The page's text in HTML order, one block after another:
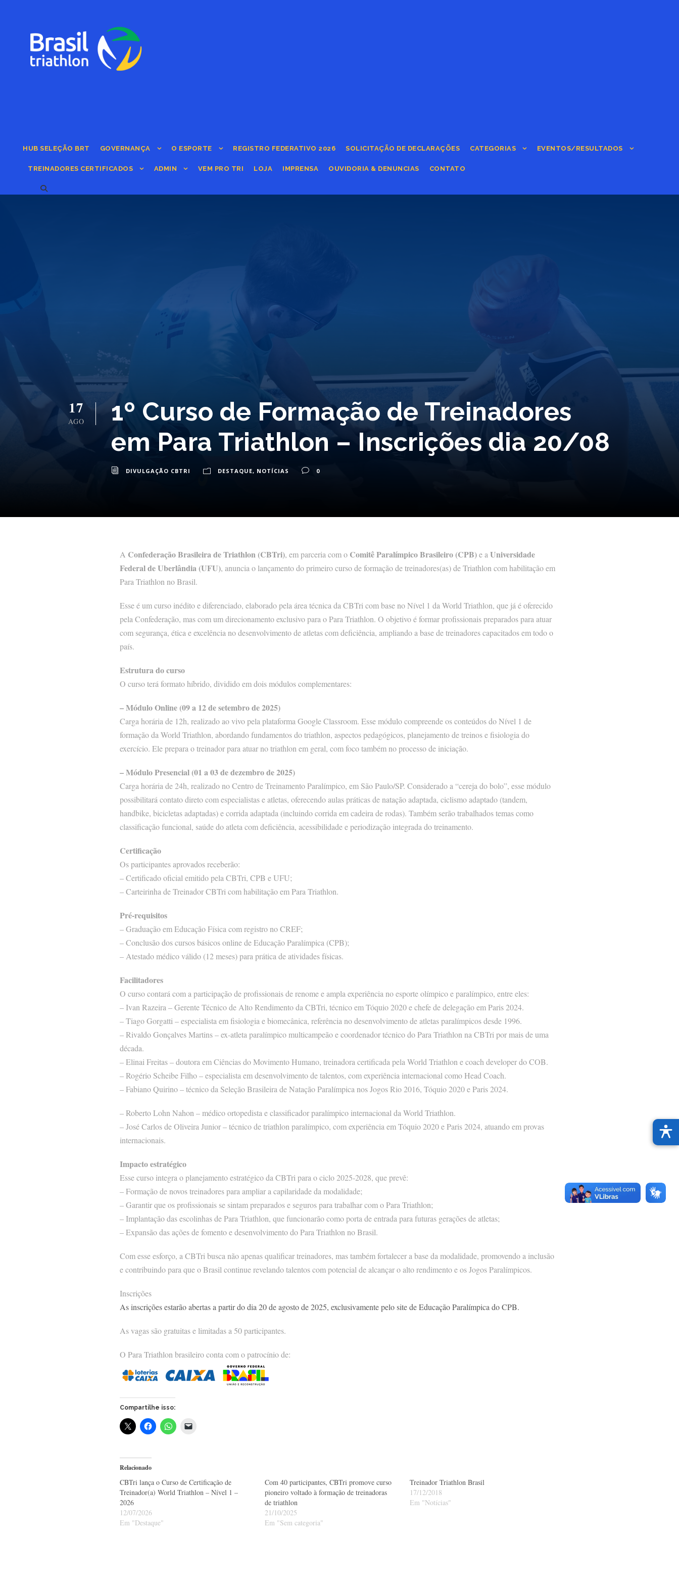
HUB SELEÇÃO BRT GOVERNANÇA O ESPORTE REGISTRO FEDERATIVO 2026 SOLICITAÇÃO DE DECLARAÇÕES CATEGORIAS EVENTOS/RESULTADOS
TREINADORES CERTIFICADOS ADMIN VEM PRO TRI LOJA IMPRENSA OUVIDORIA & DENUNCIAS CONTATO
17
AGO
1º Curso de Formação de Treinadores
em Para Triathlon – Inscrições dia 20/08
DIVULGAÇÃO CBTRI DESTAQUE, NOTÍCIAS 0
A Confederação Brasileira de Triathlon (CBTri), em parceria com o Comitê Paralímpico Brasileiro (CPB)e aUniversidade
Federal de Uberlândia (UFU), anuncia o lançamento do primeiro curso de formação de treinadores(as) de Triathlon com habilitação em
Para Triathlon no Brasil.
Esse é um curso inédito e diferenciado, elaborado pela área técnica da CBTri com base no Nível 1 da World Triathlon, que já é oferecido
pela Confederação, mas com um direcionamento exclusivo para o Para Triathlon. O objetivo é formar profissionais preparados para atuar
com segurança, ética e excelência no desenvolvimento de atletas com deficiência, ampliando a base de treinadores capacitados em todo o
país.
Estrutura do curso
O curso terá formato híbrido, dividido em dois módulos complementares:
– Módulo Online (09 a 12 de setembro de 2025)
Carga horária de 12h, realizado ao vivo pela plataforma Google Classroom. Esse módulo compreende os conteúdos do Nível 1 de
formação da World Triathlon, abordando fundamentos do triathlon, aspectos pedagógicos, planejamento de treinos e fisiologia do
exercício. Ele prepara o treinador para atuar no triathlon em geral, com foco também no processo de iniciação.
– Módulo Presencial (01 a 03 de dezembro de 2025)
Carga horária de 24h, realizado no Centro de Treinamento Paralímpico, em São Paulo/SP. Considerado a “cereja do bolo”, esse módulo
possibilitará contato direto com especialistas e atletas, oferecendo aulas práticas de natação adaptada, ciclismo adaptado (tandem,
handbike, bicicletas adaptadas) e corrida adaptada (incluindo corrida em cadeira de rodas). Também serão trabalhados temas como
classificação funcional, saúde do atleta com deficiência, acessibilidade e periodização integrada do treinamento.
Certificação
Os participantes aprovados receberão:
– Certificado oficial emitido pela CBTri, CPB e UFU;
– Carteirinha de Treinador CBTri com habilitação em Para Triathlon.
Pré-requisitos
– Graduação em Educação Física com registro no CREF;
– Conclusão dos cursos básicos online de Educação Paralímpica (CPB);
– Atestado médico válido (12 meses) para prática de atividades físicas.
Facilitadores
O curso contará com a participação de profissionais de renome e ampla experiência no esporte olímpico e paralímpico, entre eles:
– Ivan Razeira – Gerente Técnico de Alto Rendimento da CBTri, técnico em Tóquio 2020 e chefe de delegação em Paris 2024.
– Tiago Gorgatti – especialista em fisiologia e biomecânica, referência no desenvolvimento de atletas paralímpicos desde 1996.
– Rivaldo Gonçalves Martins – ex-atleta paralímpico multicampeão e coordenador técnico do Para Triathlon na CBTri por mais de uma
década.
– Elinai Freitas – doutora em Ciências do Movimento Humano, treinadora certificada pela World Triathlon e coach developer do COB.
– Rogério Scheibe Filho – especialista em desenvolvimento de talentos, com experiência internacional como Head Coach.
– Fabiano Quirino – técnico da Seleção Brasileira de Natação Paralímpica nos Jogos Rio 2016, Tóquio 2020 e Paris 2024.
– Roberto Lohn Nahon – médico ortopedista e classificador paralímpico internacional da World Triathlon.
– José Carlos de Oliveira Junior – técnico de triathlon paralímpico, com experiência em Tóquio 2020 e Paris 2024, atuando em provas
internacionais.
Impacto estratégico
Esse curso integra o planejamento estratégico da CBTri para o ciclo 2025-2028, que prevê:
– Formação de novos treinadores para ampliar a capilaridade da modalidade;
– Garantir que os profissionais se sintam preparados e seguros para trabalhar com o Para Triathlon;
– Implantação das escolinhas de Para Triathlon, que funcionarão como porta de entrada para futuras gerações de atletas;
– Expansão das ações de fomento e desenvolvimento do Para Triathlon no Brasil.
Com esse esforço, a CBTri busca não apenas qualificar treinadores, mas também fortalecer a base da modalidade, promovendo a inclusão
e contribuindo para que o Brasil continue revelando talentos com potencial de alcançar o alto rendimento e os Jogos Paralímpicos.
Inscrições
As inscrições estarão abertas a partir do dia 20 de agosto de 2025, exclusivamente pelo site de Educação Paralímpica do CPB.
As vagas são gratuitas e limitadas a 50 participantes.
O Para Triathlon brasileiro conta com o patrocínio de:
Compartilhe isso:
Relacionado
CBTri lança o Curso de Certificação de
Treinador(a) World Triathlon – Nível 1 –
2026
12/07/2026
Em "Destaque"
Com 40 participantes, CBTri promove curso
pioneiro voltado à formação de treinadoras
de triathlon
21/10/2025
Em "Sem categoria"
Treinador Triathlon Brasil
17/12/2018
Em "Notícias"